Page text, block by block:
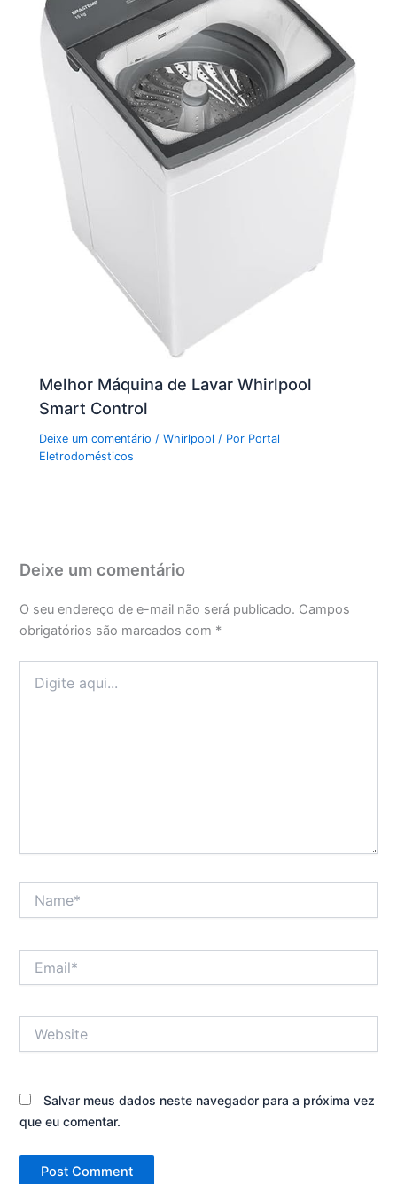
Melhor Máquina de Lavar Whirlpool
Smart Control
Deixe um comentário /Whirlpool / Por Portal
Eletrodomésticos
Deixe um comentário
O seu endereço de e-mail não será publicado. Campos
obrigatórios são marcados com *
aqui...
Salvar meus dados neste navegador para a próxima vez
que eu comentar.